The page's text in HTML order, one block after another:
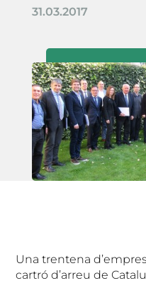
31.03.2017
Una trentena
cartró d’arreu de